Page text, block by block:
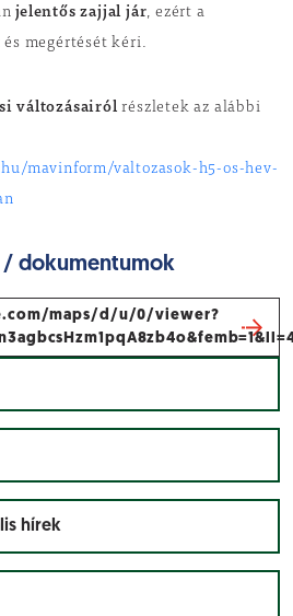
jelentős zajjal jár, ezért a
megértését kéri.
változásairól részletek az alábbi
mavinform/valtozasok-h5-os-hev-
dokumentumok
maps/d/u/0/viewer?
hírek